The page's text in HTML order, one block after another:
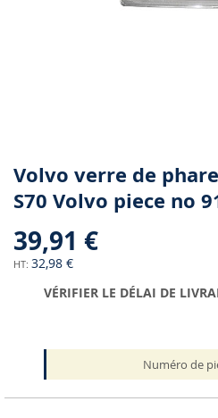
Skip
to
the
of
the
gallery
Volvo verre de
S70 Volvo piece no
39,91 €
32,98 €
VÉRIFIER LE DÉLAI DE
Numéro de